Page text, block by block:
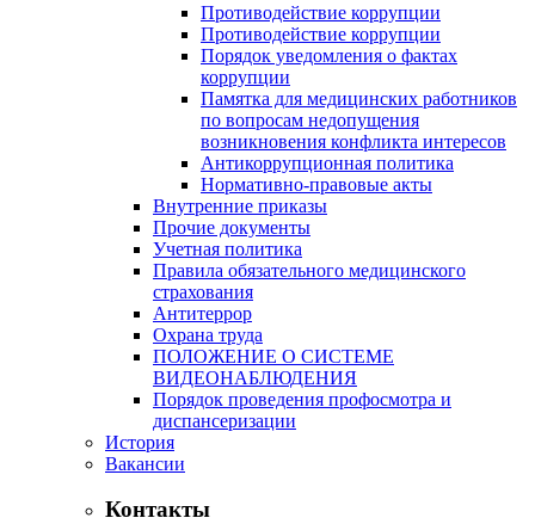
Противодействие коррупции
Противодействие коррупции
Порядок уведомления о фактах
коррупции
Памятка для медицинских работников
по вопросам недопущения
возникновения конфликта интересов
Антикоррупционная политика
Нормативно-правовые акты
Внутренние приказы
Прочие документы
Учетная политика
Правила обязательного медицинского
страхования
Антитеррор
Охрана труда
ПОЛОЖЕНИЕ О СИСТЕМЕ
ВИДЕОНАБЛЮДЕНИЯ
Порядок проведения профосмотра и
диспансеризации
История
Вакансии
Контакты